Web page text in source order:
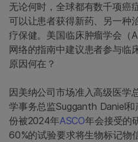
无论何时，全球都有数千项癌
可以让患者获得新药、另一种
疗保健。美国临床肿瘤学会（
网络的指南中建议患者参与临
原因何在？
因美纳公司市场准入高级医学
学事务总监Sugganth Daniel
份被2024年ASCO年会接受的
60%的试验要求将生物标记物